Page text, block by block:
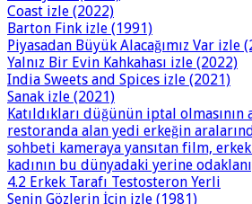
Coast izle (2022)
Barton Fink izle (1991)
Piyasadan Büyük Alacağımız Var izle
Yalnız Bir Evin Kahkahası izle (2022)
India Sweets and Spices izle (2021)
Sanak izle (2021)
Katıldıkları düğünün iptal
restoranda alan yedi erkeğin
sohbeti kameraya yansıtan film,
kadının bu dünyadaki yerine
4.2 Erkek Tarafı Testosteron Yerli
Senin Gözlerin İçin izle (1981)